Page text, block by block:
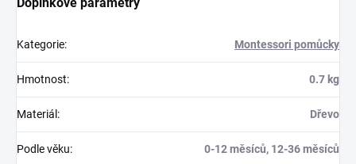
Doplňkové parametry
Kategorie: Montessori pomůcky
Hmotnost: 0.7 kg
Materiál : Dřevo
Podle věku: 0-12 měsíců, 12-36 měsíců